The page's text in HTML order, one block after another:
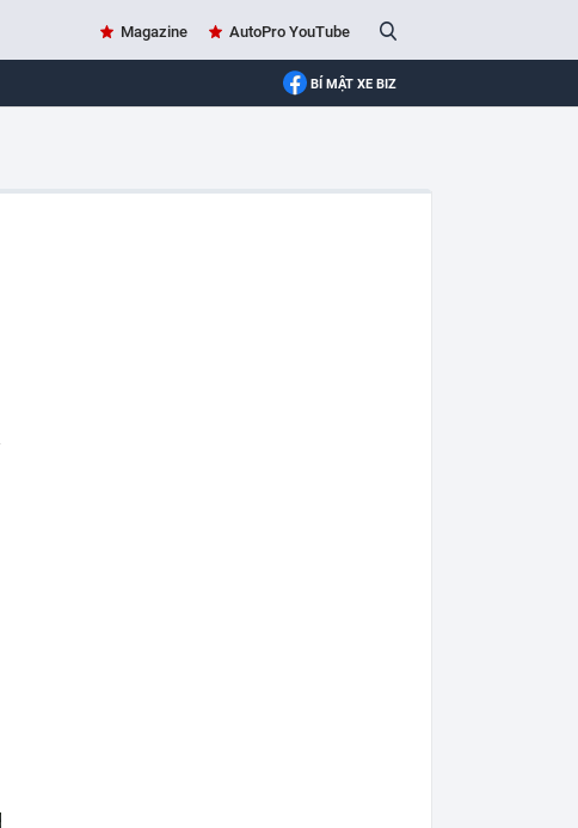
Magazine AutoPro YouTube
BÍ MẬT XE BIZ